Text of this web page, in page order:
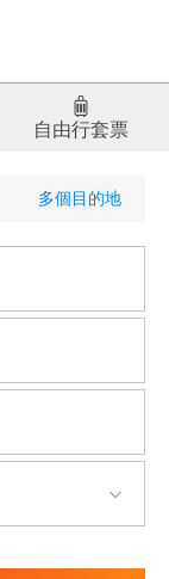
自由行套票
多個目的地